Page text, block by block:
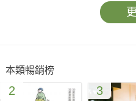
▍自律不是目標，而是實現人生
如果讓形式化的自律打亂成長
▍人生基本法，探索人生目標並
人生是複雜而充滿不確定性的
本類暢銷榜
2 3